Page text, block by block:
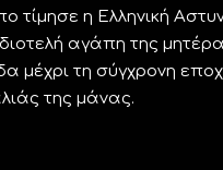
η Ελληνική
αγάπη της
μέχρι τη σύγχρονη
της μάνας.